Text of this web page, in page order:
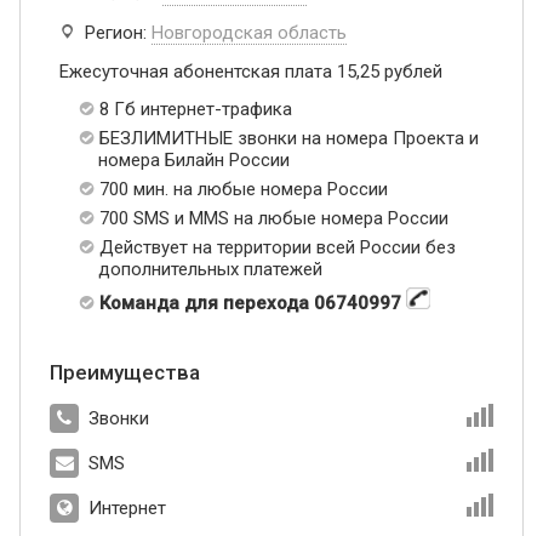
Регион: Новгородская область
Ежесуточная абонентская плата 15,25 рублей
8 Гб интернет-трафика
БЕЗЛИМИТНЫЕ звонки на номера Проекта и
номера Билайн России
700 мин. на любые номера России
700 SMS и MMS на любые номера России
Действует на территории всей России без
дополнительных платежей
Команда для перехода 06740997
Преимущества
Звонки
SMS
Интернет